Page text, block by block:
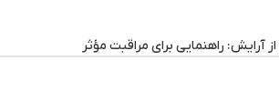
آرایش: راهنمایی برای مراقبت مؤثر